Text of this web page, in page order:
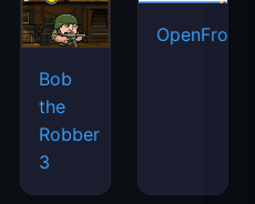
Bob
the
Robber
3